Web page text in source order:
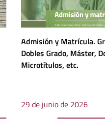
Admisión y Matrícula.
Dobles Grado, Máster,
Microtítulos, etc.
29 de junio de 2026